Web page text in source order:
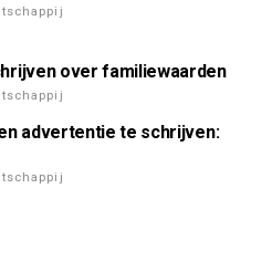
over familiewaarden
advertentie te schrijven: